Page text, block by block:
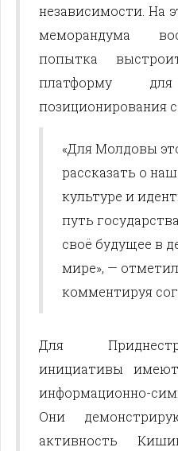
независимости. На
меморандума
попытка
платформу для
позиционирования
«Для Молдовы
рассказать о
культуре и
путь
своё будущее в
мире», —
комментируя
Для
инициативы
информационно-
Они
активность